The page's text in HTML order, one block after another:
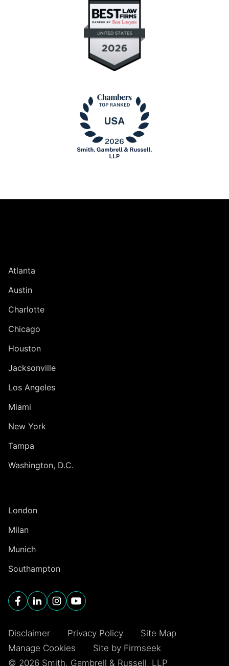
Atlanta
Austin
Charlotte
Chicago
Houston
Jacksonville
Los Angeles
Miami
New York
Tampa
Washington, D.C.
London
Milan
Munich
Southampton
Disclaimer Privacy Policy
Site Map
Manage Cookies
Site by Firmseek
© 2026 Smith, Gambrell & Russell, LLP